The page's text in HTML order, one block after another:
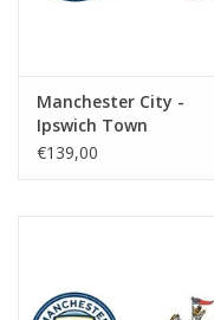
Manchester City -
Ipswich Town
€139,00